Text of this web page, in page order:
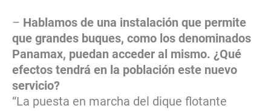
– Hablamos de una instalación que permite
que grandes buques, como los denominados
Panamax, puedan acceder al mismo. ¿Qué
efectos tendrá en la población este nuevo
servicio?
“La puesta en marcha del dique flotante